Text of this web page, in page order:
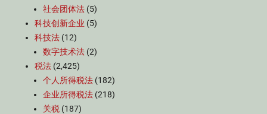
社会团体法 (5)
科技创新企业 (5)
科技法 (12)
数字技术法 (2)
税法 (2,425)
个人所得税法 (182)
企业所得税法 (218)
关税 (187)